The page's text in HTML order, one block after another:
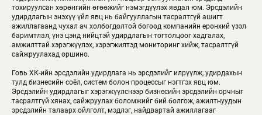
тохируулсан хөрөнгийн өгөөжийг нэмэгдүүлэх явдал юм. Эрсдэлийн
удирдлагын энэхүү үйл явц нь байгууллагын тасралтгүй ашигт
ажиллагаанд чухал ач холбогдолтой бөгөөд компанийн ерөнхий үзэл
баримтлал, үнэ цэнд нийцтэй удирдлагын тогтолцоог хадгалах,
амжилттай хэрэгжүүлэх, хэрэгжилтэд мониторинг хийж, тасралтгүй
сайжруулахад оршино.
Говь ХК-ийн эрсдэлийн удирдлага нь эрсдэлийг илрүүлж, удирдахын
тулд бизнесийн соёл, систем болон процессыг нэгтгэх явц юм.
Эрсдэлийн удирдлагыг хэрэгжүүлснээр бизнесийн эрсдэлийн орчныг
тасралтгүй хянах, сайжруулах боломжийг бий болгож, ажилтнуудын
эрсдэлийн талаарх ойлголт, мэдлэг, найдвартай ажиллагааг